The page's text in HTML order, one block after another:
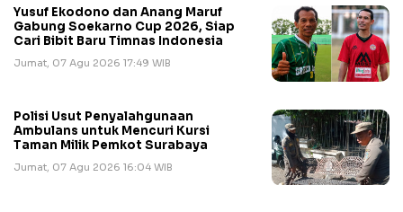
Yusuf Ekodono dan Anang Maruf
Gabung Soekarno Cup 2026, Siap
Cari Bibit Baru Timnas Indonesia
Jumat, 07 Agu 2026 17:49 WIB
Polisi Usut Penyalahgunaan
Ambulans untuk Mencuri Kursi
Taman Milik Pemkot Surabaya
Jumat, 07 Agu 2026 16:04 WIB